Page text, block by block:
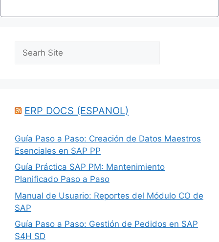
ERP DOCS (ESPANOL)
Guía Paso a Paso: Creación de Datos Maestros
Esenciales en SAP PP
Guía Práctica SAP PM: Mantenimiento
Planificado Paso a Paso
Manual de Usuario: Reportes del Módulo CO de
SAP
Guía Paso a Paso: Gestión de Pedidos en SAP
S4H SD